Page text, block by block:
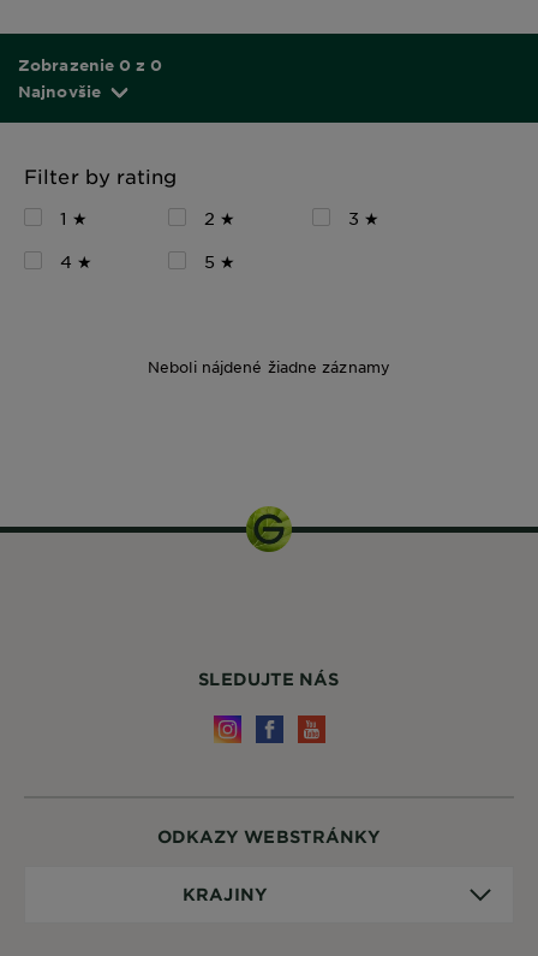
Zobrazenie 0 z 0
Najnovšie
Filter by rating
1 ★ 2 ★
3 ★
4 ★
5 ★
Neboli nájdené žiadne záznamy
ODKAZY WEBSTRÁNKY
KRAJINY
SLEDUJTE NÁS